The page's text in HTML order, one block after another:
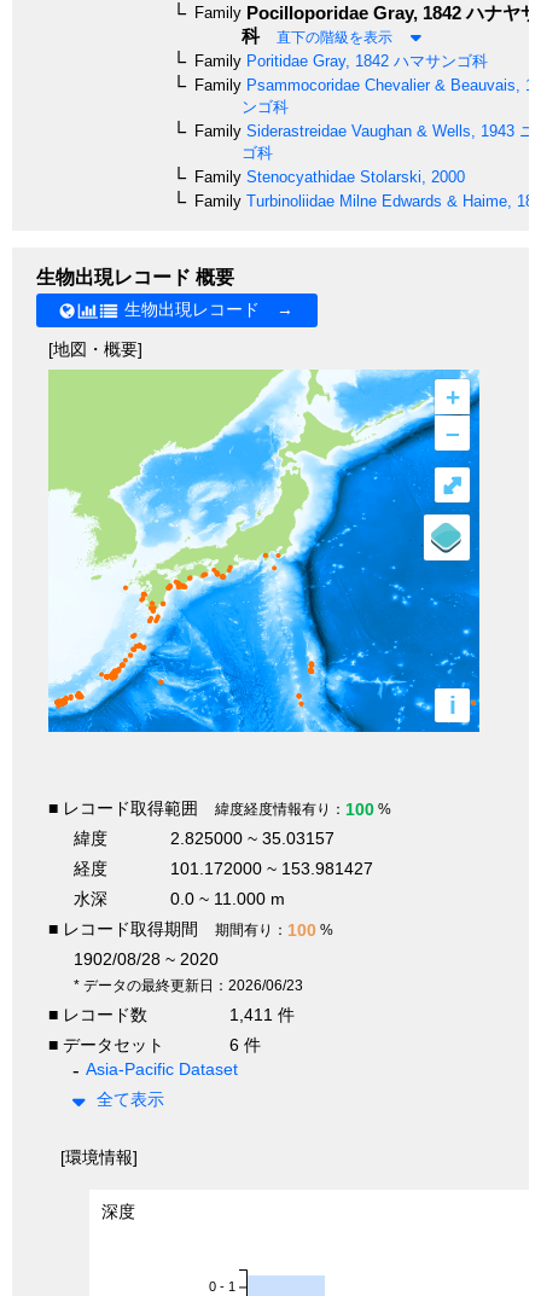
Family Pocilloporidae Gray, 1842ハナヤ
科
直下の階級を表示
Family Poritidae Gray, 1842 ハマサンゴ科
Family Psammocoridae Chevalier & Beauvais,
ンゴ科
Family Siderastreidae Vaughan & Wells, 1943 ニ
ゴ科
Family Stenocyathidae Stolarski, 2000
Family Turbinoliidae Milne Edwards & Haime,
生物出現レコード 概要
生物出現レコード →
[地図・概要]
+
–
i
⤢
■ レコード取得範囲 緯度経度情報有り： 100 %
緯度
2.825000 ~ 35.03157
経度
101.172000 ~ 153.981427
水深
0.0 ~ 11.000 m
■ レコード取得期間
期間有り： 100 %
1902/08/28 ~ 2020
* データの最終更新日：2026/06/23
■ レコード数
1,411 件
■ データセット
6 件
Asia-Pacific Dataset
全て表示
[環境情報]
深度
0 - 1